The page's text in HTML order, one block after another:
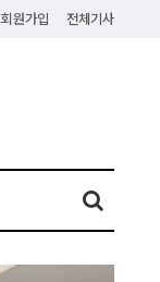
회원가입 전체기사